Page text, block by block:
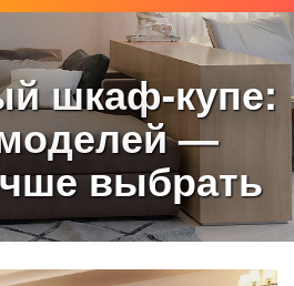
шкаф-купе:
—
выбрать